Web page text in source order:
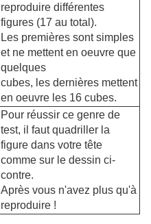
reproduire différentes
figures (17 au total).
Les premières sont simples
et ne mettent en oeuvre que
quelques
cubes, les dernières mettent
en oeuvre les 16 cubes.
Pour réussir ce genre de
test, il faut quadriller la
figure dans votre tête
comme sur le dessin ci-
contre.
Après vous n'avez plus qu'à
reproduire !